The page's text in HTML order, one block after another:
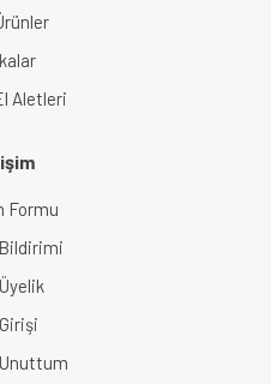
Aletleri
Formu